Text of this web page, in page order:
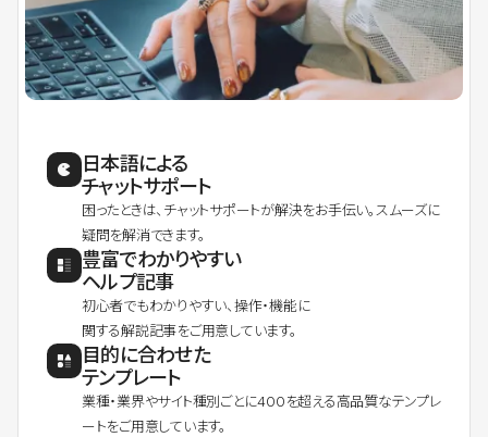
日本語による
チャットサポート
困ったときは、チャットサポートが解決をお手伝い。スムーズに
疑問を解消できます。
豊富でわかりやすい
ヘルプ記事
初心者でもわかりやすい、操作・機能に
関する解説記事をご用意しています。
目的に合わせた
テンプレート
業種・業界やサイト種別ごとに400を超える高品質なテンプレ
ートをご用意しています。